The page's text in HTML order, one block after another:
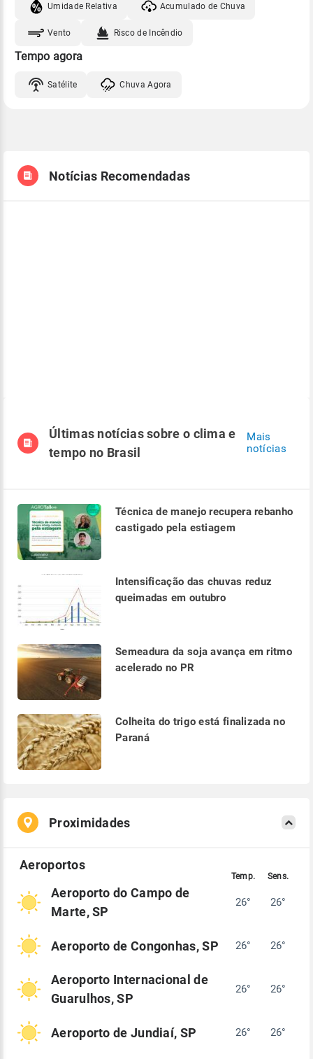
Umidade Relativa Acumulado de Chuva
Vento Risco de Incêndio
Tempo agora
Satélite Chuva Agora
Notícias Recomendadas
Últimas notícias sobre o clima e
tempo no Brasil
Mais
notícias
Técnica de manejo recupera rebanho
castigado pela estiagem
Intensificação das chuvas reduz
queimadas em outubro
Semeadura da soja avança em ritmo
acelerado no PR
Colheita do trigo está finalizada no
Paraná
Proximidades
Aeroporto do Campo de
Marte, SP
26° 26°
Aeroporto de Congonhas, SP 26° 26°
Aeroporto Internacional de
Guarulhos, SP
26° 26°
Aeroporto de Jundiaí, SP 26° 26°